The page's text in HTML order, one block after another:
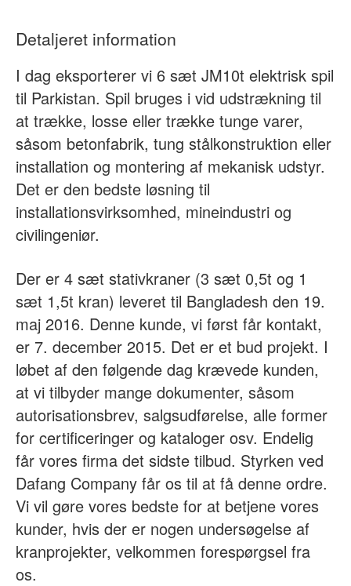
Detaljeret information
I dag eksporterer vi 6 sæt JM10t elektrisk spil
til Parkistan. Spil bruges i vid udstrækning til
at trække, losse eller trække tunge varer,
såsom betonfabrik, tung stålkonstruktion eller
installation og montering af mekanisk udstyr.
Det er den bedste løsning til
installationsvirksomhed, mineindustri og
civilingeniør.
Der er 4 sæt stativkraner (3 sæt 0,5t og 1
sæt 1,5t kran) leveret til Bangladesh den 19.
maj 2016. Denne kunde, vi først får kontakt,
er 7. december 2015. Det er et bud projekt. I
løbet af den følgende dag krævede kunden,
at vi tilbyder mange dokumenter, såsom
autorisationsbrev, salgsudførelse, alle former
for certificeringer og kataloger osv. Endelig
får vores firma det sidste tilbud. Styrken ved
Dafang Company får os til at få denne ordre.
Vi vil gøre vores bedste for at betjene vores
kunder, hvis der er nogen undersøgelse af
kranprojekter, velkommen forespørgsel fra
os.